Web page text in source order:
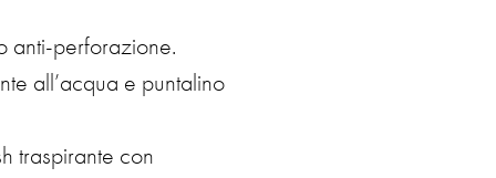
anti-perforazione.
all’acqua e puntalino
traspirante con